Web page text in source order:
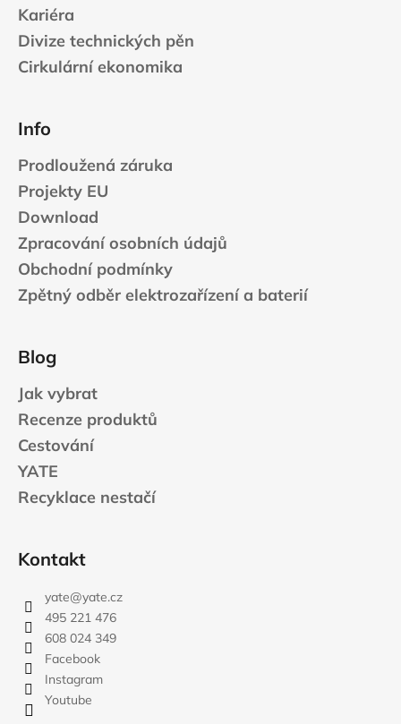
Kariéra
Divize technických pěn
Cirkulární ekonomika
Info
Prodloužená záruka
Projekty EU
Download
Zpracování osobních údajů
Obchodní podmínky
Zpětný odběr elektrozařízení a baterií
Blog
Jak vybrat
Recenze produktů
Cestování
YATE
Recyklace nestačí
Kontakt
yate@yate.cz
495 221 476
608 024 349
Facebook
Instagram
Youtube